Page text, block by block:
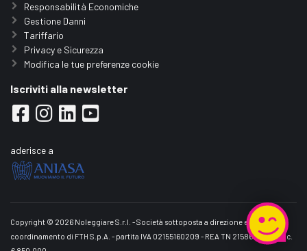
Responsabilità Economiche
Gestione Danni
Tariffario
Privacy e Sicurezza
Modifica le tue preferenze cookie
Iscriviti alla newsletter
aderisce a
Copyright © 2026 Noleggiare S.r.l. - Società sottoposta a direzione e
coordinamento di FTH S.p.A. - partita IVA 02155160209 - REA TN 215861 - Cap.Soc.